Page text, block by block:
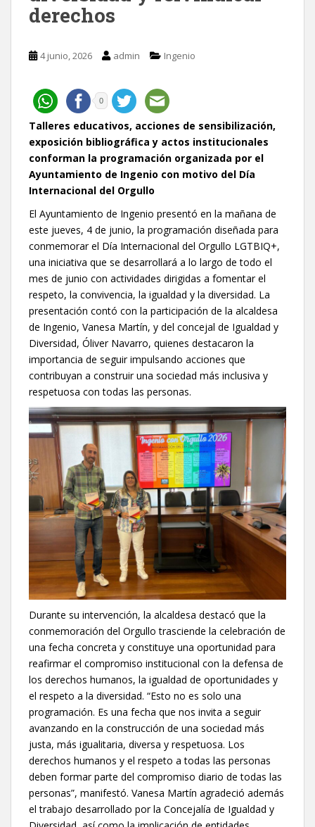
derechos
4 junio, 2026 admin Ingenio
0
Talleres educativos, acciones de sensibilización,
exposición bibliográfica y actos institucionales
conforman la programación organizada por el
Ayuntamiento de Ingenio con motivo del Día
Internacional del Orgullo
El Ayuntamiento de Ingenio presentó en la mañana de
este jueves, 4 de junio, la programación diseñada para
conmemorar el Día Internacional del Orgullo LGTBIQ+,
una iniciativa que se desarrollará a lo largo de todo el
mes de junio con actividades dirigidas a fomentar el
respeto, la convivencia, la igualdad y la diversidad. La
presentación contó con la participación de la alcaldesa
de Ingenio, Vanesa Martín, y del concejal de Igualdad y
Diversidad, Óliver Navarro, quienes destacaron la
importancia de seguir impulsando acciones que
contribuyan a construir una sociedad más inclusiva y
respetuosa con todas las personas.
Durante su intervención, la alcaldesa destacó que la
conmemoración del Orgullo trasciende la celebración de
una fecha concreta y constituye una oportunidad para
reafirmar el compromiso institucional con la defensa de
los derechos humanos, la igualdad de oportunidades y
el respeto a la diversidad. “Esto no es solo una
programación. Es una fecha que nos invita a seguir
avanzando en la construcción de una sociedad más
justa, más igualitaria, diversa y respetuosa. Los
derechos humanos y el respeto a todas las personas
deben formar parte del compromiso diario de todas las
personas”, manifestó. Vanesa Martín agradeció además
el trabajo desarrollado por la Concejalía de Igualdad y